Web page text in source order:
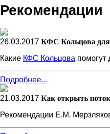
Рекомендации
26.03.2017 КФС Кольцова
Какие КФС Кольцова
Подробнее...
21.03.2017 Как открыть
Рекомендации Е.М.